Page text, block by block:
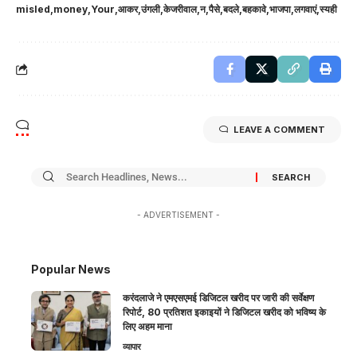
misled money Your आकर उंगली केजरीवाल न पैसे बदले बहकावे भाजपा लगवाएं स्यही
LEAVE A COMMENT
- ADVERTISEMENT -
Popular News
करंदलाजे ने एमएसएमई डिजिटल खरीद पर जारी की सर्वेक्षण
रिपोर्ट, 80 प्रतिशत इकाइयों ने डिजिटल खरीद को भविष्य के
लिए अहम माना
व्यापार